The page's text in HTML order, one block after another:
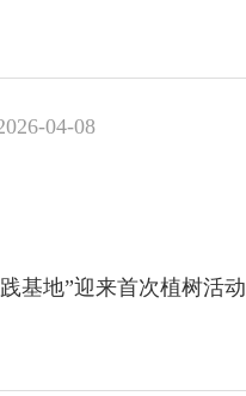
04-08
基地”迎来首次植树活动